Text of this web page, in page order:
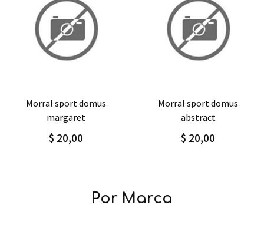
Agregar Detalle
morral sport domus
margaret
$ 20,00
Agregar Detalle
morral sport domus
abstract
$ 20,00
Por Marca